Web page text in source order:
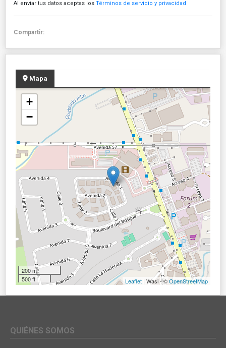
Al enviar tus datos aceptas los Términos de servicio y privacidad
Compartir:
Mapa
+
−
200 m
500 ft
Leaflet | Wasi - ©OpenStreetMap
QUIÉNES SOMOS